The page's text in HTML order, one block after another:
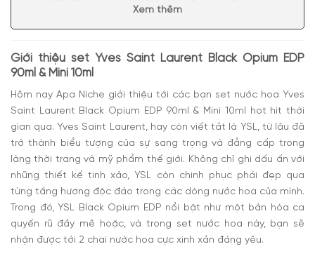
Hương thơm cuốn hút đầy say mê từ set nước hoa
Set Yves Saint Laurent Black Opium EDP – Món quà
Xem thêm
Giới thiệu set Yves Saint Laurent Black Opium EDP
90ml & Mini 10ml
Hôm nay Apa Niche giới thiệu tới các bạn set nước hoa Yves
Saint Laurent Black Opium EDP 90ml & Mini 10ml hot hit thời
gian qua. Yves Saint Laurent, hay còn viết tắt là YSL, từ lâu đã
trở thành biểu tượng của sự sang trọng và đẳng cấp trong
làng thời trang và mỹ phẩm thế giới. Không chỉ ghi dấu ấn với
những thiết kế tinh xảo, YSL còn chinh phục phái đẹp qua
từng tầng hương độc đáo trong các dòng nước hoa của mình.
Trong đó, YSL Black Opium EDP nổi bật như một bản hòa ca
quyến rũ đầy mê hoặc, và trong set nước hoa này, bạn sẽ
nhận được tới 2 chai nước hoa cực xinh xắn đáng yêu.